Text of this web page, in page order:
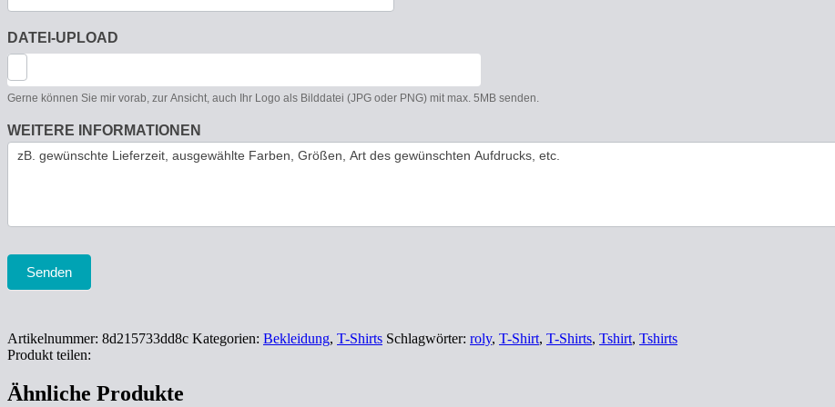
DATEI-UPLOAD
Gerne können Sie mir vorab, zur Ansicht, auch Ihr Logo als Bilddatei (JPG oder PNG) mit max. 5MB senden.
WEITERE INFORMATIONEN
Senden
Artikelnummer: 8d215733dd8c Kategorien: Bekleidung, T-Shirts Schlagwörter: roly, T-Shirt, T-Shirts, Tshirt, Tshirts
Produkt teilen:
Ähnliche Produkte